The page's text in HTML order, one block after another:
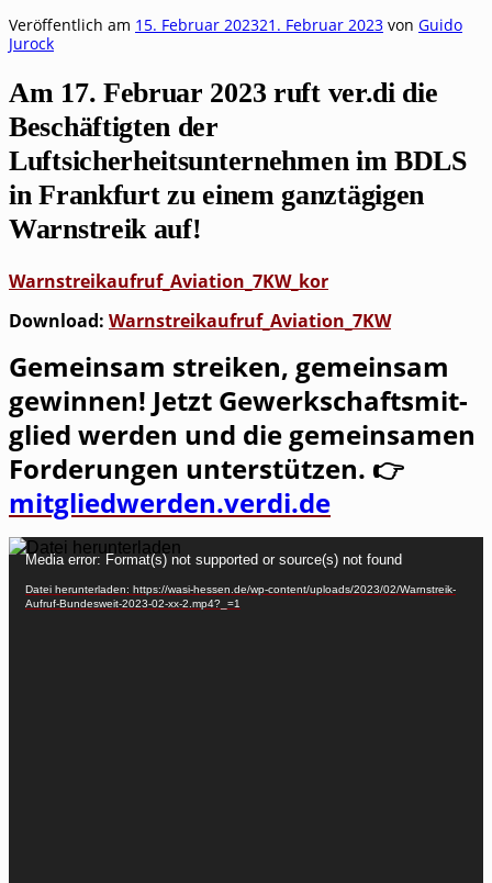
Veröffentlich am 15. Februar 202321. Februar 2023 von Guido
Jurock
Am 17. Februar 2023 ruft ver.di die
Beschäftigten der
Luftsicherheitsunternehmen im BDLS
in Frankfurt zu einem ganztägigen
Warnstreik auf!
Warnstreikaufruf_​Aviation_​7KW_​kor
Down­load: Warnstreikaufruf_​Aviation_​7KW
Gemein­sam strei­ken, gemein­sam
gewin­nen! Jetzt Gewerk­schafts­mit­
glied wer­den und die gemein­sa­men
For­de­run­gen unter­stüt­zen. 👉
mitgliedwerden.verdi.de
Video-
Player
Media error: Format(s) not supported or source(s) not found
Datei herunterladen: https://wasi-hessen.de/wp-content/uploads/2023/02/Warnstreik-
Aufruf-Bundesweit-2023-02-xx-2.mp4?_=1